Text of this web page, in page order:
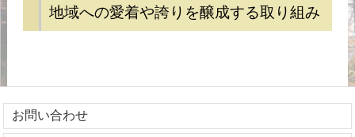
地域への愛着や誇りを醸成する取り組み
お問い合わせ